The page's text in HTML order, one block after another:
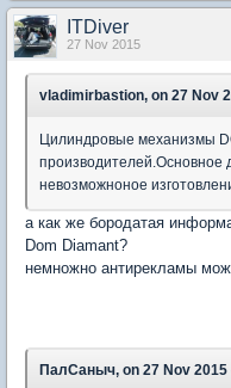
ITDiver
27 Nov 2015
vladimirbastion, on 27 Nov
Цилиндровые механизмы
производителей.Основное
невозможноное
а как же бородатая
Dom Diamant?
немножно антирекламы
ПалСаныч, on 27 Nov 2015